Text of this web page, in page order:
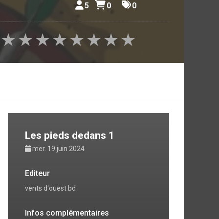
se
5 0 0
★
★
★
★
★
★
★
★
Les pieds dedans 1
mer. 19 juin 2024
Editeur
vents d'ouest bd
Infos complémentaires